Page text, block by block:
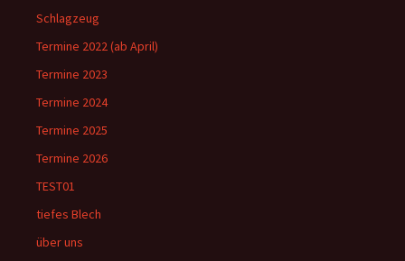
Schlagzeug
Termine 2022 (ab April)
Termine 2023
Termine 2024
Termine 2025
Termine 2026
TEST01
tiefes Blech
über uns